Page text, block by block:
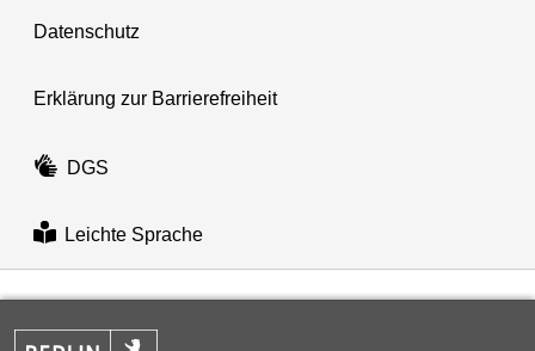
Datenschutz
Erklärung zur Barrierefreiheit
DGS
Leichte Sprache